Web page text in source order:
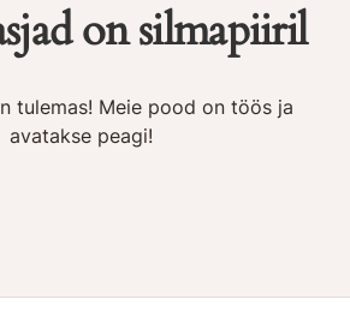
on silmapiiril
tulemas! Meie pood on töös ja
avatakse peagi!